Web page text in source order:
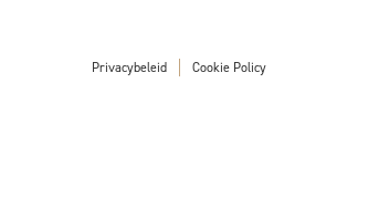
Privacybeleid Cookie Policy